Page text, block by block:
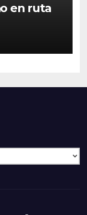
en ruta